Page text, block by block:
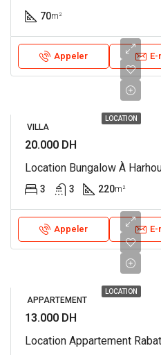
70m²
Appeler E-
LOCATION
VILLA
20.000 DH
Location Bungalow À
3 3 220m²
Appeler E-
LOCATION
APPARTEMENT
13.000 DH
Location Appartement